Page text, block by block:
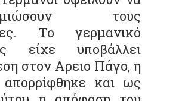
τους
Το γερμανικό
είχε υποβάλλει
στον Αρειο Πάγο, η
απορρίφθηκε και ως